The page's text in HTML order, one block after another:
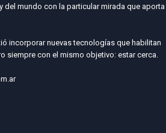
del mundo con la particular mirada que aporta
incorporar nuevas tecnologías que habilitan
siempre con el mismo objetivo: estar cerca.